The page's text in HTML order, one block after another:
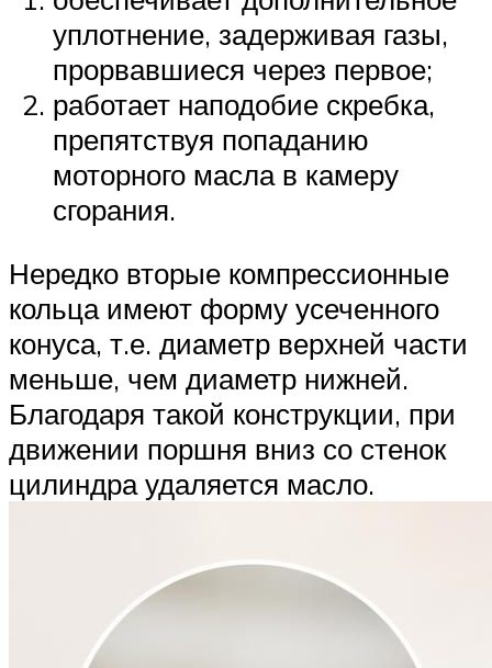
уплотнение, задерживая газы,
прорвавшиеся через первое;
работает наподобие скребка,
препятствуя попаданию
моторного масла в камеру
сгорания.
Нередко вторые компрессионные
кольца имеют форму усеченного
конуса, т.е. диаметр верхней части
меньше, чем диаметр нижней.
Благодаря такой конструкции, при
движении поршня вниз со стенок
цилиндра удаляется масло.